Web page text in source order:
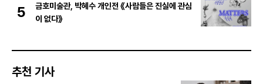
5
금호미술관, 박혜수 개인전 《사람들은 진실에 관심
이 없다》
추천 기사